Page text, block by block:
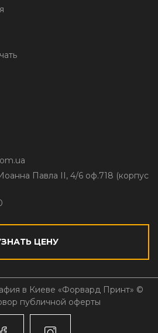
Павла II, 4/6 оф.718 (корпус
ЦЕНУ
в Киеве «Форвард Принт» ©
публичной оферты